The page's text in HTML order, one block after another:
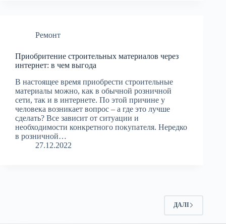
Ремонт
Приобритение строительных материалов через
интернет: в чем выгода
В настоящее время приобрести строительные
материалы можно, как в обычной розничной
сети, так и в интернете. По этой причине у
человека возникает вопрос – а где это лучше
сделать? Все зависит от ситуации и
необходимости конкретного покупателя. Нередко
в розничной…
27.12.2022
ДАЛІ